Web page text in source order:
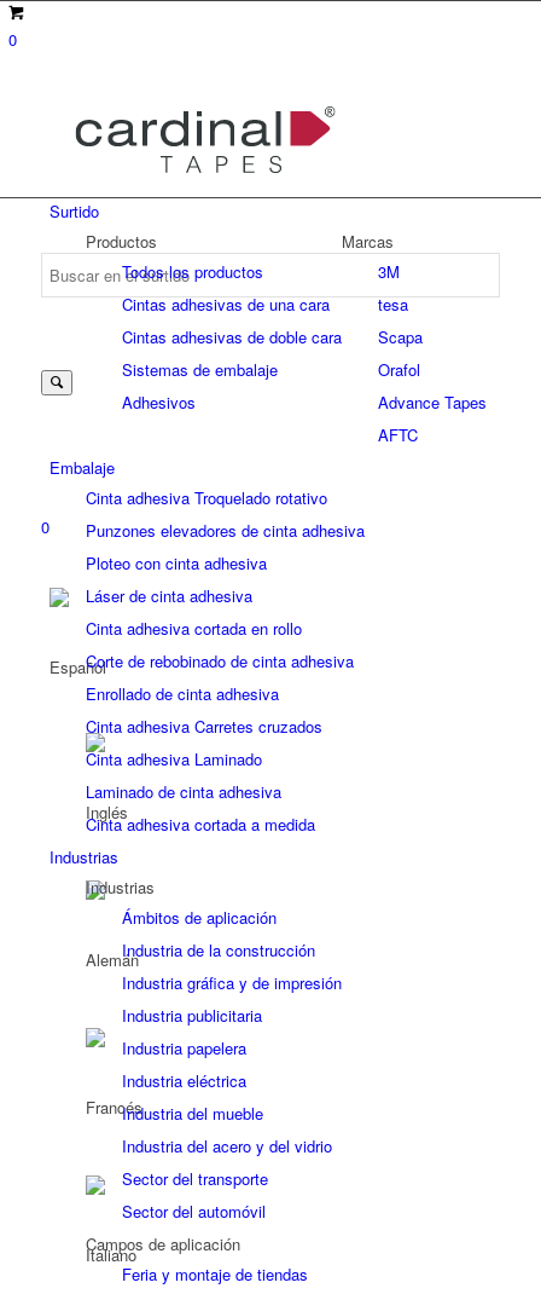
0
0
Surtido
Productos
Todos los productos
Cintas adhesivas de una cara
Cintas adhesivas de doble cara
Sistemas de embalaje
Adhesivos
Marcas
3M
tesa
Scapa
Orafol
Advance Tapes
AFTC
Embalaje
Cinta adhesiva Troquelado rotativo
Punzones elevadores de cinta adhesiva
Ploteo con cinta adhesiva
Láser de cinta adhesiva
Cinta adhesiva cortada en rollo
Corte de rebobinado de cinta adhesiva
Enrollado de cinta adhesiva
Cinta adhesiva Carretes cruzados
Cinta adhesiva Laminado
Laminado de cinta adhesiva
Cinta adhesiva cortada a medida
Industrias
Industrias
Ámbitos de aplicación
Industria de la construcción
Industria gráfica y de impresión
Industria publicitaria
Industria papelera
Industria eléctrica
Industria del mueble
Industria del acero y del vidrio
Sector del transporte
Sector del automóvil
Campos de aplicación
Feria y montaje de tiendas